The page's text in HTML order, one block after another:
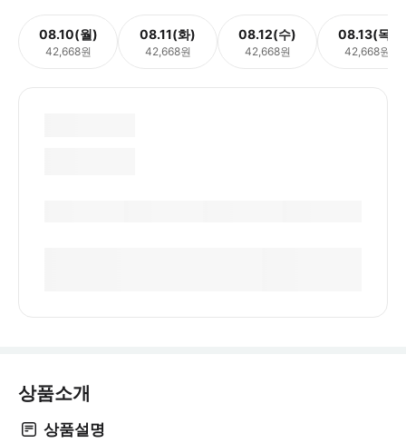
08.10(월)
42,668원
08.11(화)
42,668원
08.12(수)
42,668원
08.13(목)
42,668원
상품소개
상품설명